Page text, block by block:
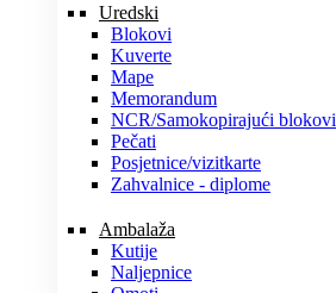
Uredski
Blokovi
Kuverte
Mape
Memorandum
NCR/Samokopirajući blokovi
Pečati
Posjetnice/vizitkarte
Zahvalnice - diplome
Ambalaža
Kutije
Naljepnice